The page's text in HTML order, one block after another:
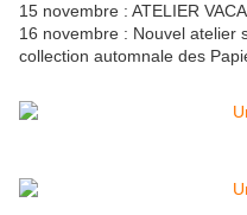
15 novembre : ATELIER
16 novembre : Nouvel atelier
collection automnale des